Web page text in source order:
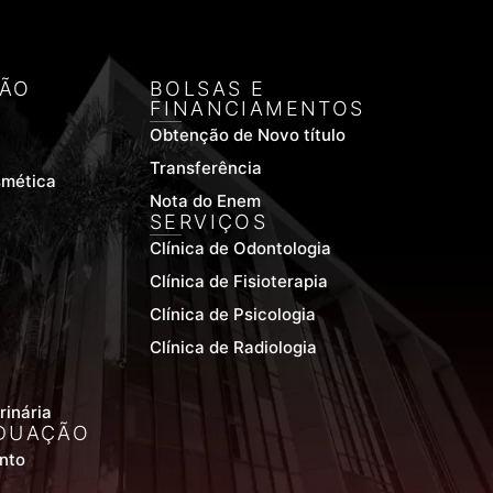
BOLSAS E
FINANCIAMENTOS
Obtenção de Novo título
Transferência
Nota do Enem
SERVIÇOS
Clínica de Odontologia
Clínica de Fisioterapia
Clínica de Psicologia
Clínica de Radiologia